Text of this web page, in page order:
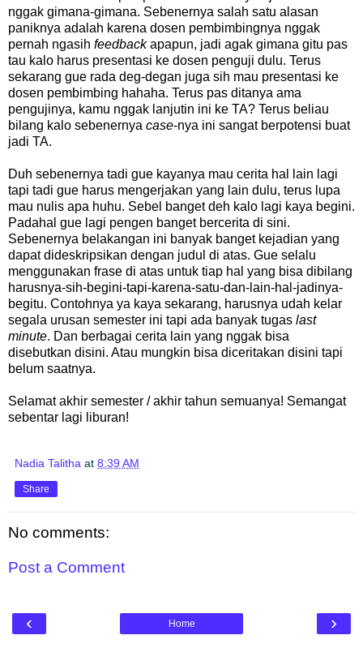
nggak gimana-gimana. Sebenernya salah satu alasan
paniknya adalah karena dosen pembimbingnya nggak
pernah ngasih feedbackapapun, jadi agak gimana gitu pas
tau kalo harus presentasi ke dosen penguji dulu. Terus
sekarang gue rada deg-degan juga sih mau presentasi ke
dosen pembimbing hahaha. Terus pas ditanya ama
pengujinya, kamu nggak lanjutin ini ke TA? Terus beliau
bilang kalo sebenernya case-nya ini sangat berpotensi buat
jadi TA.
Duh sebenernya tadi gue kayanya mau cerita hal lain lagi
tapi tadi gue harus mengerjakan yang lain dulu, terus lupa
mau nulis apa huhu. Sebel banget deh kalo lagi kaya begini.
Padahal gue lagi pengen banget bercerita di sini.
Sebenernya belakangan ini banyak banget kejadian yang
dapat dideskripsikan dengan judul di atas. Gue selalu
menggunakan frase di atas untuk tiap hal yang bisa dibilang
harusnya-sih-begini-tapi-karena-satu-dan-lain-hal-jadinya-
begitu. Contohnya ya kaya sekarang, harusnya udah kelar
segala urusan semester ini tapi ada banyak tugas last
minute. Dan berbagai cerita lain yang nggak bisa
disebutkan disini. Atau mungkin bisa diceritakan disini tapi
belum saatnya.
Selamat akhir semester / akhir tahun semuanya! Semangat
sebentar lagi liburan!
Nadia Talitha at 8:39 AM
Share
No comments:
Post a Comment
‹ ›
Home